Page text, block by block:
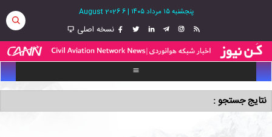
پنجشنبه ۱۵ مرداد ۱۴۰۵ |
6 August 2026
نسخه اصلی
نتایج جستجو :